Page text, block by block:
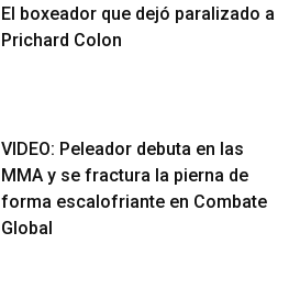
El boxeador que dejó paralizado a
Prichard Colon
VIDEO: Peleador debuta en las
MMA y se fractura la pierna de
forma escalofriante en Combate
Global